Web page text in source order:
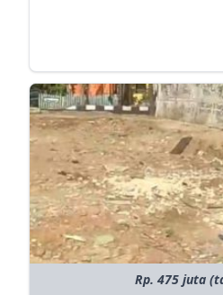
Rp. 475 juta